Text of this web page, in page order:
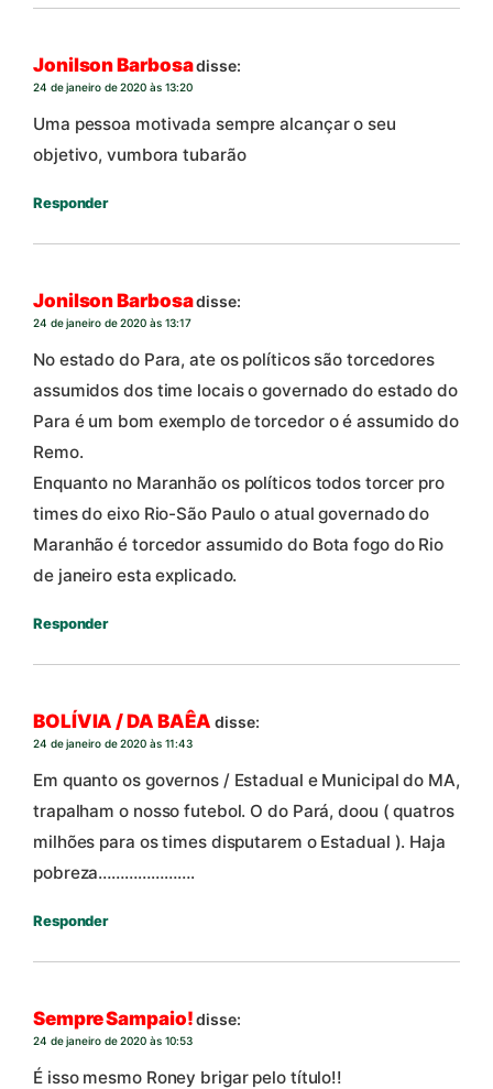
Jonilson Barbosadisse:
24 de janeiro de 2020 às 13:20
Uma pessoa motivada sempre alcançar o seu
objetivo, vumbora tubarão
Responder
Jonilson Barbosadisse:
24 de janeiro de 2020 às 13:17
No estado do Para, ate os políticos são torcedores
assumidos dos time locais o governado do estado do
Para é um bom exemplo de torcedor o é assumido do
Remo.
Enquanto no Maranhão os políticos todos torcer pro
times do eixo Rio-São Paulo o atual governado do
Maranhão é torcedor assumido do Bota fogo do Rio
de janeiro esta explicado.
Responder
BOLÍVIA / DA BAÊA disse:
24 de janeiro de 2020 às 11:43
Em quanto os governos / Estadual e Municipal do MA,
trapalham o nosso futebol. O do Pará, doou ( quatros
milhões para os times disputarem o Estadual ). Haja
pobreza………………….
Responder
Sempre Sampaio! disse:
24 de janeiro de 2020 às 10:53
É isso mesmo Roney brigar pelo título!!